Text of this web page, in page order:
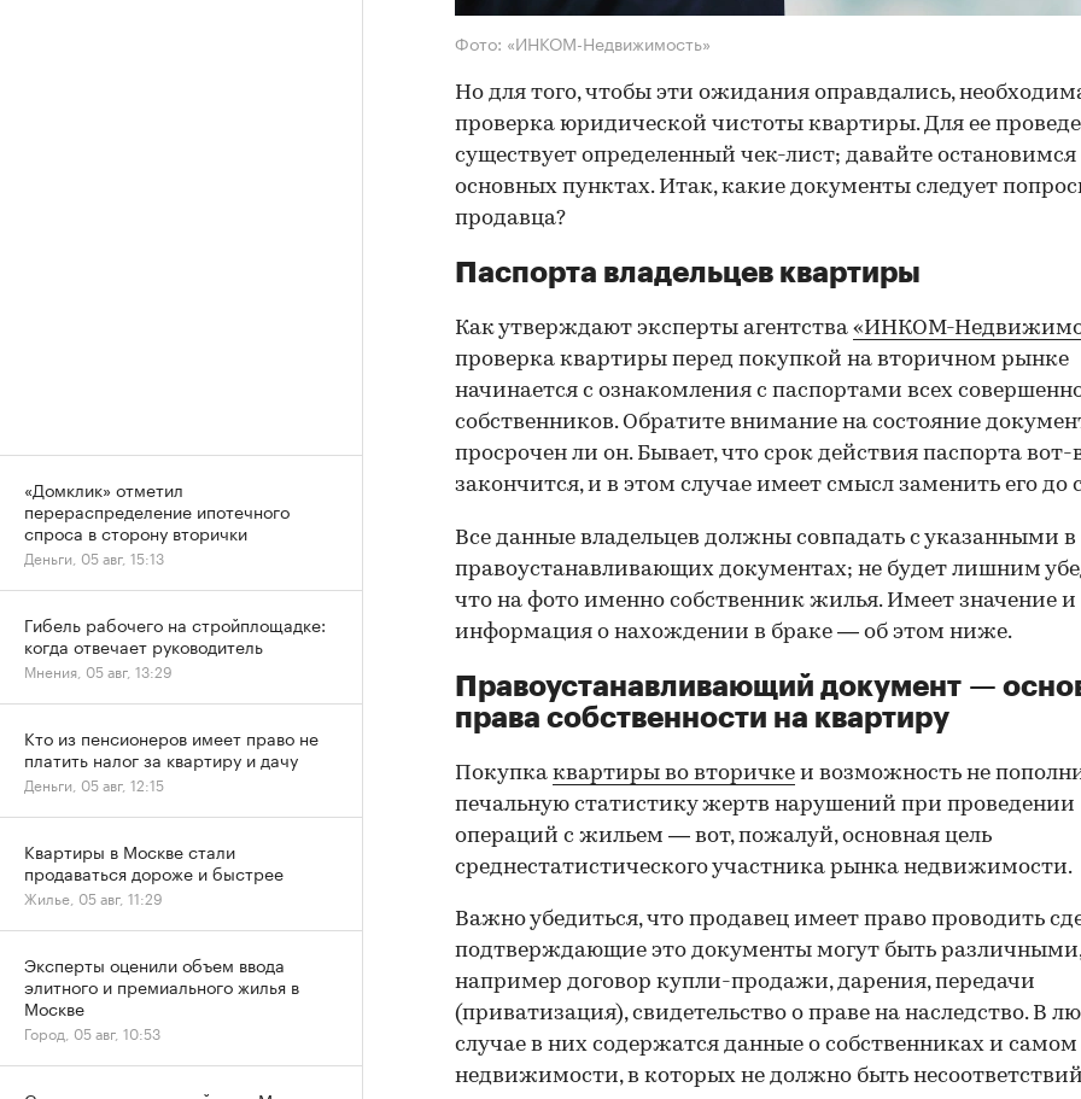
Фото: «ИНКОМ-Недвижимость»
Но для того, чтобы эти ожидания оправдались,
проверка юридической чистоты квартиры. Для ее
существует определенный чек-лист; давайте остановимся
основных пунктах. Итак, какие документы следует
продавца?
Паспорта владельцев квартиры
Как утверждают эксперты агентства «ИНКОМ-
проверка квартиры перед покупкой на вторичном рынке
начинается с ознакомления с паспортами всех
собственников. Обратите внимание на состояние
просрочен ли он. Бывает, что срок действия паспорта вот-
закончится, и в этом случае имеет смысл заменить его до
Все данные владельцев должны совпадать с указанными в
правоустанавливающих документах; не будет лишним
что на фото именно собственник жилья. Имеет значение и
информация о нахождении в браке — об этом ниже.
Правоустанавливающий документ —
права собственности на квартиру
Покупка квартиры во вторичке и возможность не
печальную статистику жертв нарушений при проведении
операций с жильем — вот, пожалуй, основная цель
среднестатистического участника рынка недвижимости.
Важно убедиться, что продавец имеет право проводить
подтверждающие это документы могут быть различными,
например договор купли-продажи, дарения, передачи
(приватизация), свидетельство о праве на наследство. В
случае в них содержатся данные о собственниках и самом
недвижимости, в которых не должно быть
«Домклик» отметил
перераспределение ипотечного
спроса в сторону вторички
Деньги, 05 авг, 15:13
Гибель рабочего на стройплощадке:
когда отвечает руководитель
Мнения, 05 авг, 13:29
Кто из пенсионеров имеет право не
платить налог за квартиру и дачу
Деньги, 05 авг, 12:15
Квартиры в Москве стали
продаваться дороже и быстрее
Жилье, 05 авг, 11:29
Эксперты оценили объем ввода
элитного и премиального жилья в
Москве
Город, 05 авг, 10:53